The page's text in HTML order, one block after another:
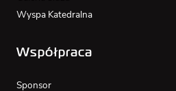
Wyspa Katedralna
Współpraca
Sponsor